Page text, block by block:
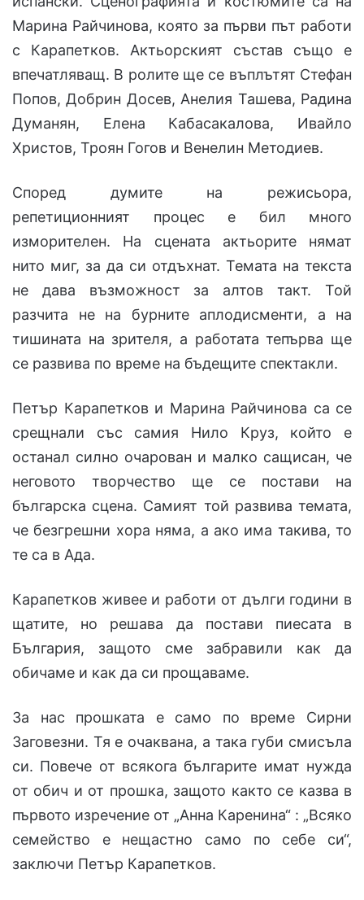
Марина Райчинова, която за първи път работи
с Карапетков. Актьорският състав също е
впечатляващ. В ролите ще се въплътят Стефан
Попов, Добрин Досев, Анелия Ташева, Радина
Думанян, Елена Кабасакалова, Ивайло
Христов, Троян Гогов и Венелин Методиев.
Според думите на режисьора,
репетиционният процес е бил много
изморителен. На сцената актьорите нямат
нито миг, за да си отдъхнат. Темата на текста
не дава възможност за алтов такт. Той
разчита не на бурните аплодисменти, а на
тишината на зрителя, а работата тепърва ще
се развива по време на бъдещите спектакли.
Петър Карапетков и Марина Райчинова са се
срещнали със самия Нило Круз, който е
останал силно очарован и малко сащисан, че
неговото творчество ще се постави на
българска сцена. Самият той развива темата,
че безгрешни хора няма, а ако има такива, то
те са в Ада.
Карапетков живее и работи от дълги години в
щатите, но решава да постави пиесата в
България, защото сме забравили как да
обичаме и как да си прощаваме.
За нас прошката е само по време Сирни
Заговезни. Тя е очаквана, а така губи смисъла
си. Повече от всякога българите имат нужда
от обич и от прошка, защото както се казва в
първото изречение от „Анна Каренина“ : „Всяко
семейство е нещастно само по себе си“,
заключи Петър Карапетков.